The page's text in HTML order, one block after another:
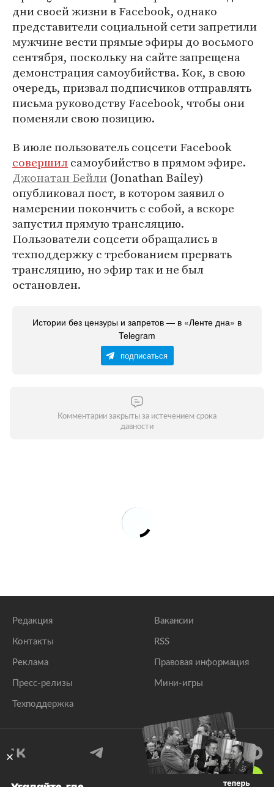
дни своей жизни в Facebook, однако
представители социальной сети запретили
мужчине вести прямые эфиры до восьмого
сентября, поскольку на сайте запрещена
демонстрация самоубийства. Кок, в свою
очередь, призвал подписчиков отправлять
письма руководству Facebook, чтобы они
поменяли свою позицию.
В июле пользователь соцсети Facebook
совершилсамоубийство в прямом эфире.
Джонатан Бейли (Jonathan Bailey)
опубликовал пост, в котором заявил о
намерении покончить с собой, а вскоре
запустил прямую трансляцию.
Пользователи соцсети обращались в
техподдержку с требованием прервать
трансляцию, но эфир так и не был
остановлен.
Истории без цензуры и запретов — в «Ленте дна» в
Telegram
подписаться
Комментарии закрыты за истечением срока
давности
Редакция
Контакты
Реклама
Пресс-релизы
Техподдержка
Вакансии
RSS
Правовая информация
Мини-игры